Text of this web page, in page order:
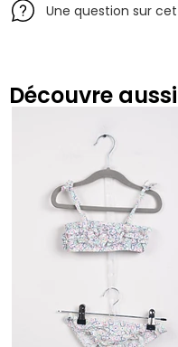
Une question sur
Découvre